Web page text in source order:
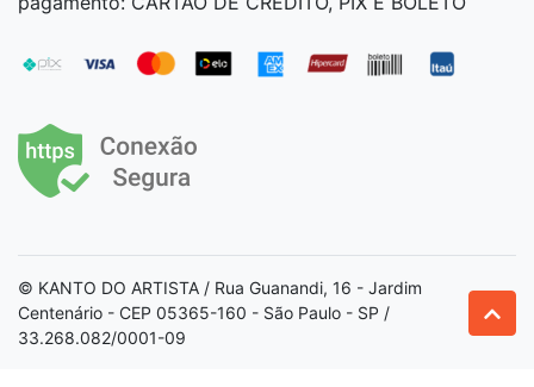
© KANTO DO ARTISTA / Rua Guanandi, 16 - Jardim
Centenário - CEP 05365-160 - São Paulo - SP /
33.268.082/0001-09